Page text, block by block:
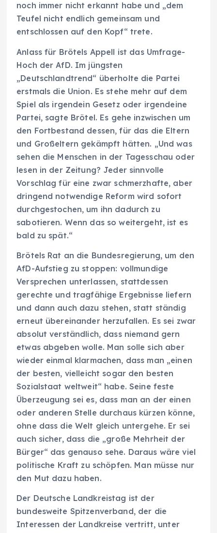
noch immer nicht erkannt habe und „dem
Teufel nicht endlich gemeinsam und
entschlossen auf den Kopf“ trete.
Anlass für Brötels Appell ist das Umfrage-
Hoch der AfD. Im jüngsten
„Deutschlandtrend“ überholte die Partei
erstmals die Union. Es stehe mehr auf dem
Spiel als irgendein Gesetz oder irgendeine
Partei, sagte Brötel. Es gehe inzwischen um
den Fortbestand dessen, für das die Eltern
und Großeltern gekämpft hätten. „Und was
sehen die Menschen in der Tagesschau oder
lesen in der Zeitung? Jeder sinnvolle
Vorschlag für eine zwar schmerzhafte, aber
dringend notwendige Reform wird sofort
durchgestochen, um ihn dadurch zu
sabotieren. Wenn das so weitergeht, ist es
bald zu spät.“
Brötels Rat an die Bundesregierung, um den
AfD-Aufstieg zu stoppen: vollmundige
Versprechen unterlassen, stattdessen
gerechte und tragfähige Ergebnisse liefern
und dann auch dazu stehen, statt ständig
erneut übereinander herzufallen. Es sei zwar
absolut verständlich, dass niemand gern
etwas abgeben wolle. Man solle sich aber
wieder einmal klarmachen, dass man „einen
der besten, vielleicht sogar den besten
Sozialstaat weltweit“ habe. Seine feste
Überzeugung sei es, dass man an der einen
oder anderen Stelle durchaus kürzen könne,
ohne dass die Welt gleich untergehe. Er sei
auch sicher, dass die „große Mehrheit der
Bürger“ das genauso sehe. Daraus wäre viel
politische Kraft zu schöpfen. Man müsse nur
den Mut dazu haben.
Der Deutsche Landkreistag ist der
bundesweite Spitzenverband, der die
Interessen der Landkreise vertritt, unter